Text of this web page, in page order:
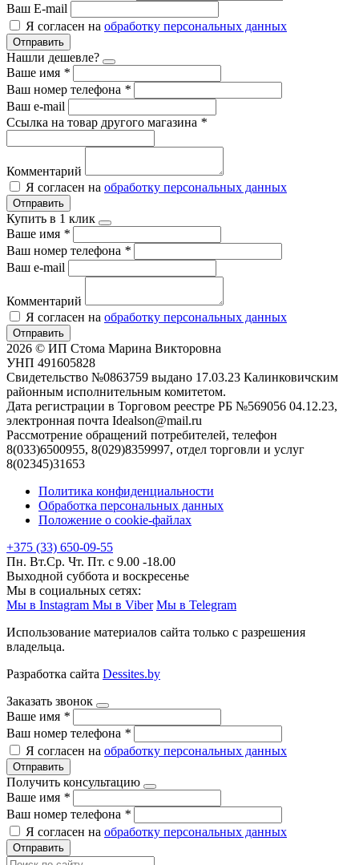
Ваш E-mail
Я согласен на обработку персональных данных
Отправить
Нашли дешевле?
Ваше имя *
Ваш номер телефона *
Ваш e-mail
Ссылка на товар другого магазина *
Комментарий
Я согласен на обработку персональных данных
Отправить
Купить в 1 клик
Ваше имя *
Ваш номер телефона *
Ваш e-mail
Комментарий
Я согласен на обработку персональных данных
Отправить
2026 © ИП Стома Марина Викторовна
УНП 491605828
Свидетельство №0863759 выдано 17.03.23 Калинковичским
районным исполнительным комитетом.
Дата регистрации в Торговом реестре РБ №569056 04.12.23,
электронная почта Idealson@mail.ru
Рассмотрение обращений потребителей, телефон
8(033)6500955, 8(029)8359997, отдел торговли и услуг
8(02345)31653
Политика конфиденциальности
Обработка персональных данных
Положение о cookie-файлах
+375 (33) 650-09-55
Пн. Вт.Ср. Чт. Пт. с 9.00 -18.00
Выходной суббота и воскресенье
Мы в социальных сетях:
Мы в Instagram Мы в Viber Мы в Telegram
Использование материалов сайта только с разрешения
владельца.
Разработка сайта Dessites.by
Заказать звонок
Ваше имя *
Ваш номер телефона *
Я согласен на обработку персональных данных
Отправить
Получить консультацию
Ваше имя *
Ваш номер телефона *
Я согласен на обработку персональных данных
Отправить